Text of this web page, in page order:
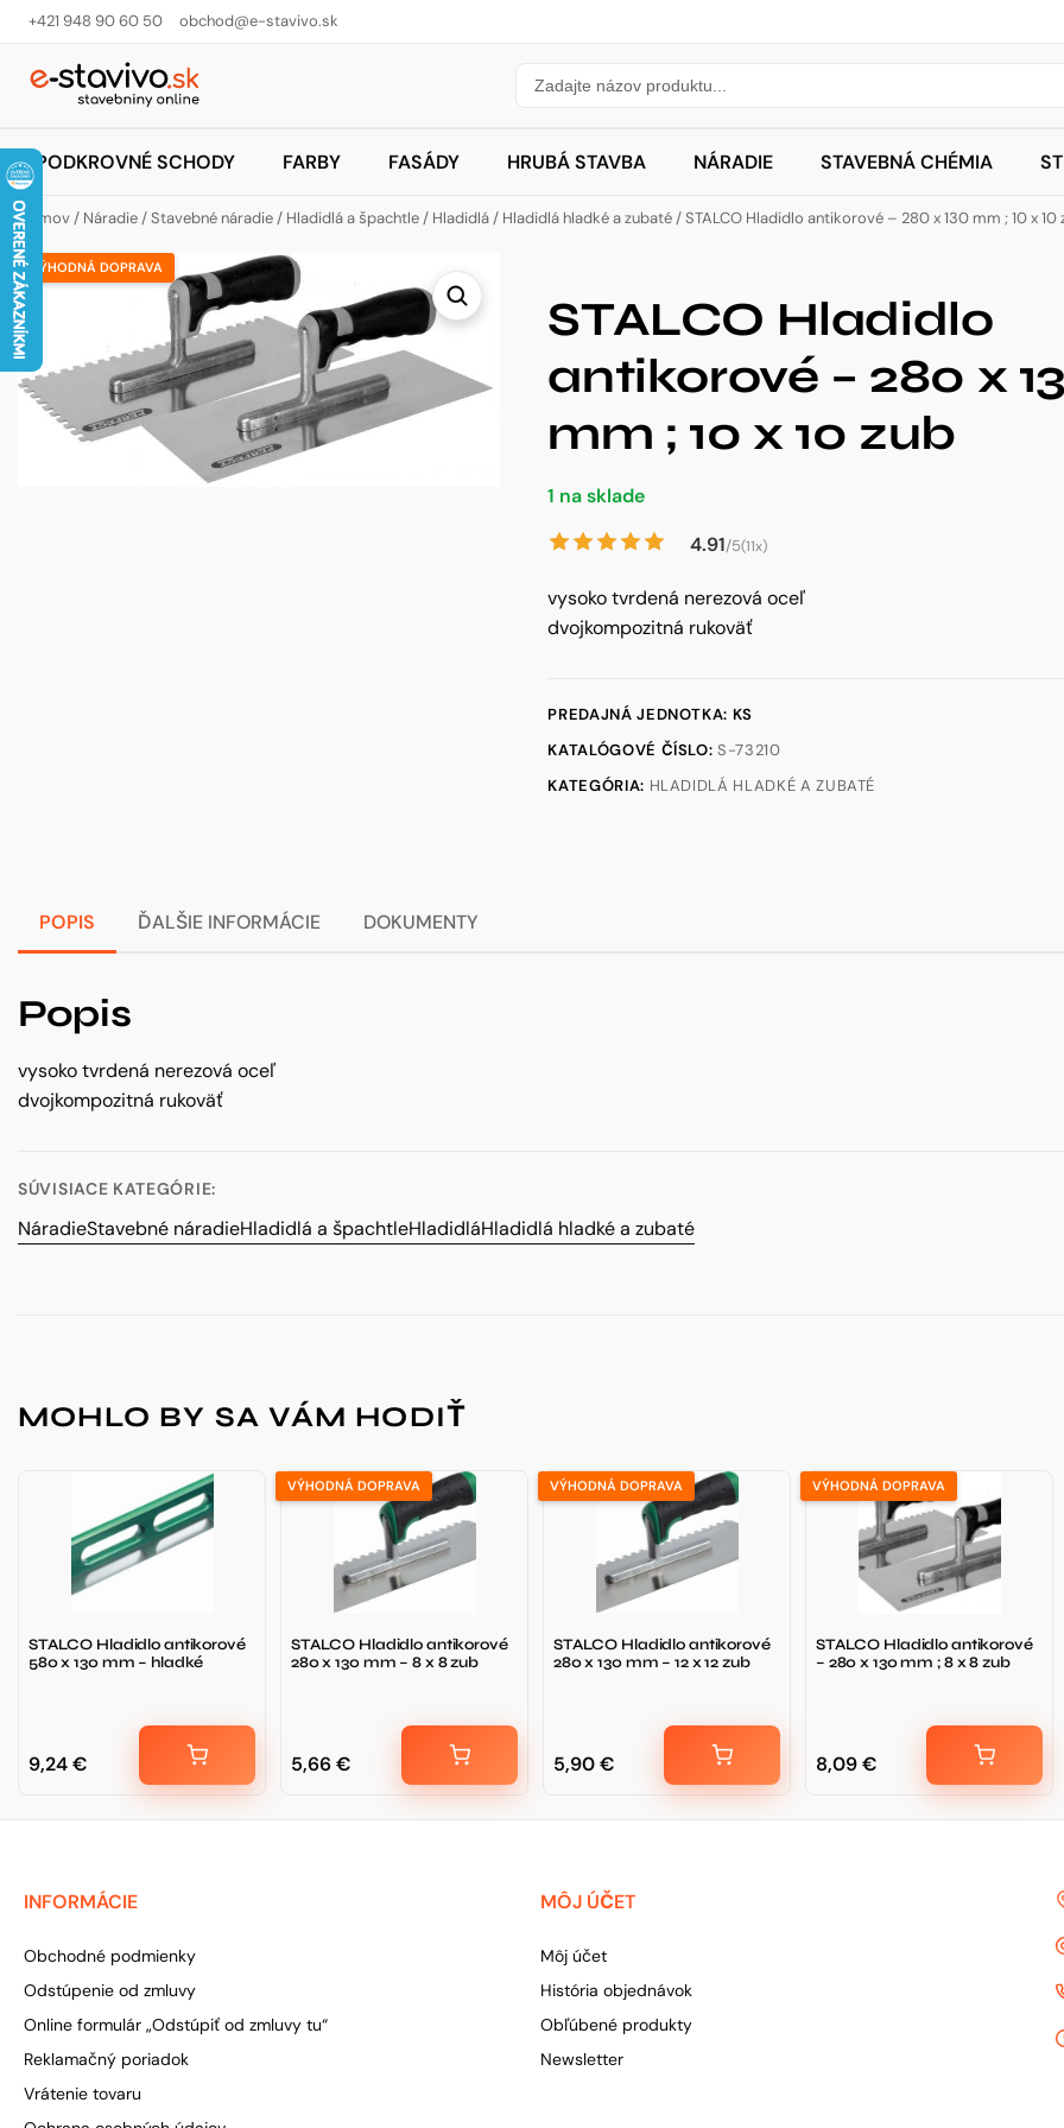
+421 948 90 60 50 obchod@e-stavivo.sk
PODKROVNÉ SCHODY FARBY FASÁDY HRUBÁ STAVBA NÁRADIE STAVEBNÁ CHÉMIA
Domov / Náradie /Stavebné náradie / Hladidlá a špachtle / Hladidlá / Hladidlá hladké a zubaté / STALCO Hladidlo antikorové – 280 x 130 mm ; 10 x 10
VÝHODNÁ DOPRAVA
STALCO Hladidlo
antikorové – 280 x
mm ; 10 x 10 zub
1 na sklade
4.91/5(11x)
vysoko tvrdená nerezová oceľ
dvojkompozitná rukoväť
PREDAJNÁ JEDNOTKA: KS
KATALÓGOVÉ ČÍSLO:S-73210
KATEGÓRIA: HLADIDLÁ HLADKÉ A ZUBATÉ
POPIS ĎALŠIE INFORMÁCIE DOKUMENTY
Popis
vysoko tvrdená nerezová oceľ
dvojkompozitná rukoväť
SÚVISIACE KATEGÓRIE:
NáradieStavebné náradieHladidlá a špachtleHladidláHladidlá hladké a zubaté
MOHLO BY SA VÁM HODIŤ
STALCO Hladidlo antikorové
580 x 130 mm – hladké
9,24€
VÝHODNÁ DOPRAVA
STALCO Hladidlo antikorové
280 x 130 mm – 8 x 8 zub
5,66€
VÝHODNÁ DOPRAVA
STALCO Hladidlo antikorové
280 x 130 mm – 12 x 12 zub
5,90€
VÝHODNÁ DOPRAVA
STALCO Hladidlo antikorové
– 280 x 130 mm ; 8 x 8 zub
8,09€
INFORMÁCIE
Obchodné podmienky
Odstúpenie od zmluvy
Online formulár „Odstúpiť od zmluvy tu“
Reklamačný poriadok
Vrátenie tovaru
MÔJ ÚČET
Môj účet
História objednávok
Obľúbené produkty
Newsletter